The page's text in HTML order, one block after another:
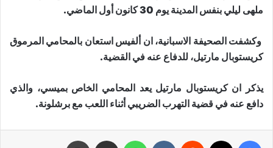
ملهى ليلي بنفس المدينة يوم 30 كانون أول الماضي.
وكشفت الصحيفة الاسبانية، ان ألفيس استعان بالمحامي المرموق
كريستوبال مارتيل، للدفاع عنه في القضية.
يذكر ان كريستوبال مارتيل يعد المحامي الخاص بميسي، والذي
دافع عنه في قضية التهرب الضريبي أثناء اللعب مع برشلونة.
واتساب